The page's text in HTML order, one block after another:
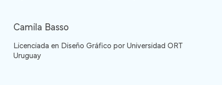
Camila Basso
Licenciada en Diseño Gráfico por Universidad ORT
Uruguay